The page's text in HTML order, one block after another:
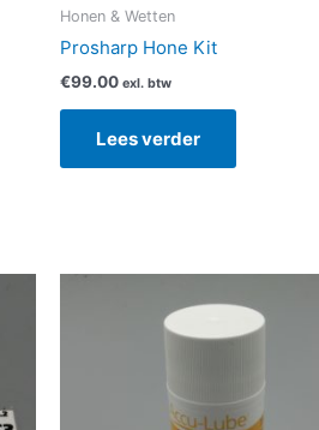
Honen & Wetten
Prosharp Hone Kit
€99.00 exl. btw
Lees verder